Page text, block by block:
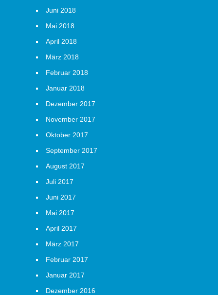
Juni 2018
Mai 2018
April 2018
März 2018
Februar 2018
Januar 2018
Dezember 2017
November 2017
Oktober 2017
September 2017
August 2017
Juli 2017
Juni 2017
Mai 2017
April 2017
März 2017
Februar 2017
Januar 2017
Dezember 2016